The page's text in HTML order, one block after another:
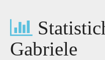
Gabriele